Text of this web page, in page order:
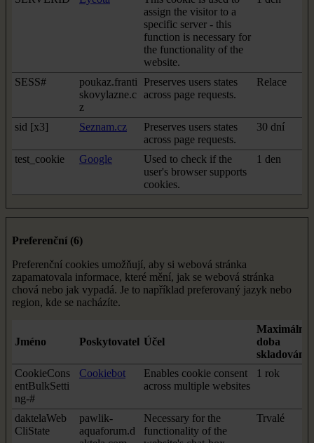
assign the visitor to a
specific server - this
function is necessary for
the functionality of the
website.
SESS#
poukaz.franti
skovylazne.c
z
Preserves users states
across page requests.
Relace
sid [x3] Seznam.cz
Preserves users states
across page requests.
30 dní
test_cookie Google
Used to check if the
user's browser supports
cookies.
1 den
Preferenční (6)
Preferenční cookies umožňují, aby si webová stránka
zapamatovala informace, které mění, jak se webová stránka
chová nebo jak vypadá. Je to například preferovaný jazyk nebo
region, kde se nacházíte.
Jméno Poskytovatel Účel
Maximální
doba
skladování
CookieCons
entBulkSetti
ng-#
Cookiebot
Enables cookie consent
across multiple websites
1 rok
daktelaWeb
CliState
pawlik-
aquaforum.d
Necessary for the
functionality of the
Trvalé